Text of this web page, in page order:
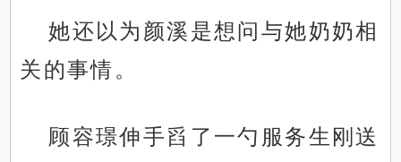
她还以为颜溪是想问与她奶奶相
关的事情。
顾容璟伸手舀了一勺服务生刚送